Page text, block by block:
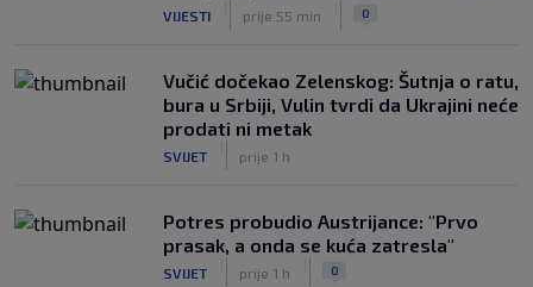
VIJESTI prije 55 min 0
Vučić dočekao Zelenskog: Šutnja o ratu,
bura u Srbiji, Vulin tvrdi da Ukrajini neće
prodati ni metak
SVIJET prije 1 h
Potres probudio Austrijance: "Prvo
prasak, a onda se kuća zatresla"
SVIJET prije 1 h 0